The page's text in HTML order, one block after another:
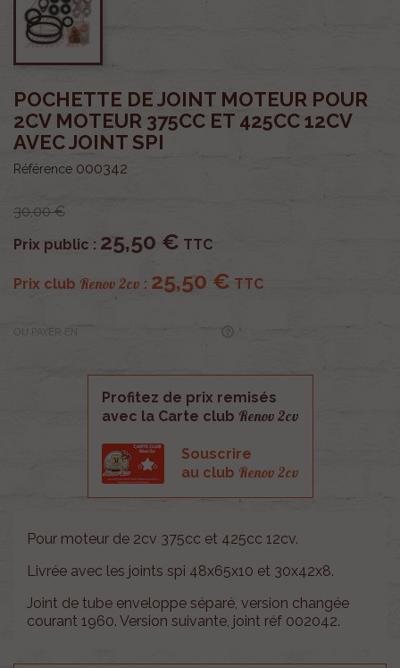
POCHETTE DE JOINT MOTEUR POUR
2CV MOTEUR 375CC ET 425CC 12CV
AVEC JOINT SPI
Référence 000342
30,00 €
Prix public : 25,50 € TTC
Prix club Renov 2cv : 25,50 € TTC
Profitez de prix remisés
avec la Carte club Renov 2cv
Souscrire
au club Renov 2cv
Pour moteur de 2cv 375cc et 425cc 12cv.
Livrée avec les joints spi 48x65x10 et 30x42x8.
Joint de tube enveloppe séparé, version changée
courant 1960. Version suivante, joint réf 002042.